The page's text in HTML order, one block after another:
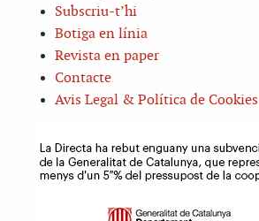
Subscriu-t’hi
Botiga en línia
Revista en paper
Contacte
Avis Legal & Política de Cookies